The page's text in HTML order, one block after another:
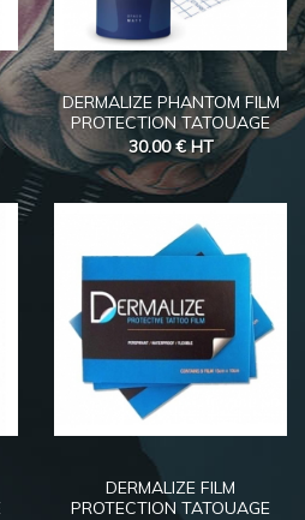
DERMALIZE PHANTOM FILM
PROTECTION TATOUAGE
30.00 €HT
DERMALIZE FILM
PROTECTION TATOUAGE